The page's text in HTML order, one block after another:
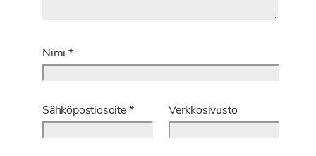
Nimi *
Sähköpostiosoite * Verkkosivusto